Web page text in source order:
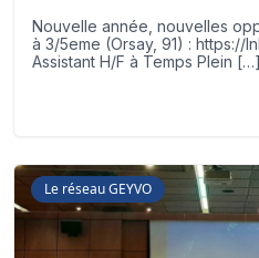
Nouvelle année, nouvelles
à 3/5eme (Orsay, 91) : https://
Assistant H/F à Temps Plein […]
Le réseau GEYVO